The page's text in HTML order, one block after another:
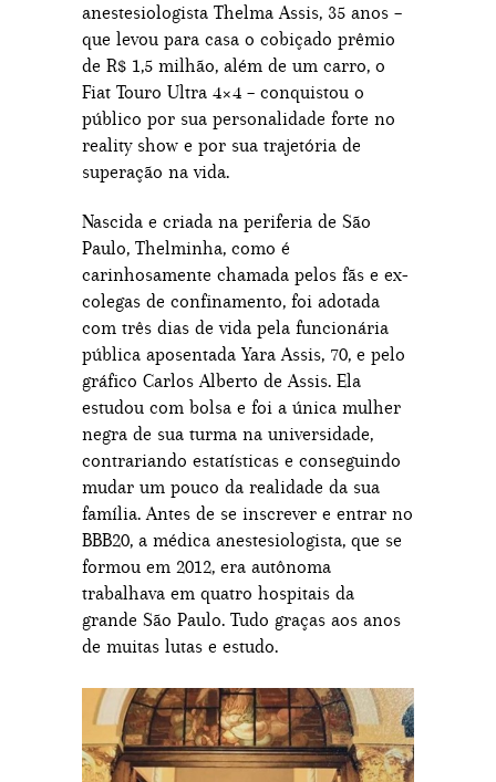
anestesiologista Thelma Assis, 35 anos –
que levou para casa o cobiçado prêmio
de R$ 1,5 milhão, além de um carro, o
Fiat Touro Ultra 4×4 – conquistou o
público por sua personalidade forte no
reality show e por sua trajetória de
superação na vida.
Nascida e criada na periferia de São
Paulo, Thelminha, como é
carinhosamente chamada pelos fãs e ex-
colegas de confinamento, foi adotada
com três dias de vida pela funcionária
pública aposentada Yara Assis, 70, e pelo
gráfico Carlos Alberto de Assis. Ela
estudou com bolsa e foi a única mulher
negra de sua turma na universidade,
contrariando estatísticas e conseguindo
mudar um pouco da realidade da sua
família. Antes de se inscrever e entrar no
BBB20, a médica anestesiologista, que se
formou em 2012, era autônoma
trabalhava em quatro hospitais da
grande São Paulo. Tudo graças aos anos
de muitas lutas e estudo.